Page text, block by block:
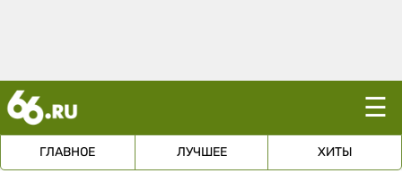
☰
ГЛАВНОЕ ЛУЧШЕЕ ХИТЫ